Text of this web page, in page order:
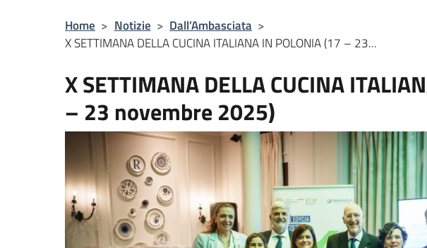
Home > Notizie > Dall’Ambasciata >
X SETTIMANA DELLA CUCINA ITALIANA IN POLONIA (17 – 23...
X SETTIMANA DELLA CUCINA
– 23 novembre 2025)